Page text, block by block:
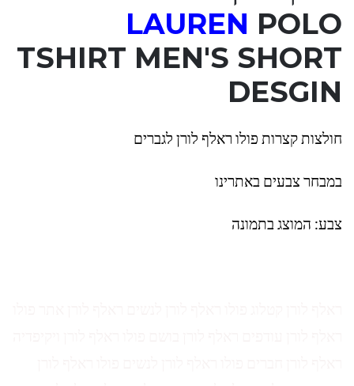
LAUREN POLO
TSHIRT MEN'S SHORT
DESGIN
חולצות קצרות פולו ראלף לורן לגברים
במבחר צבעים באתרינו
צבע: המוצג בתמונה